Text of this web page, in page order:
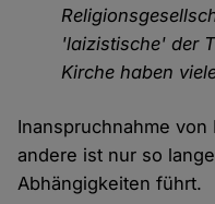
'laizistische' der
Kirche haben
Inanspruchnahme
andere ist nur so
Abhängigkeiten führt.